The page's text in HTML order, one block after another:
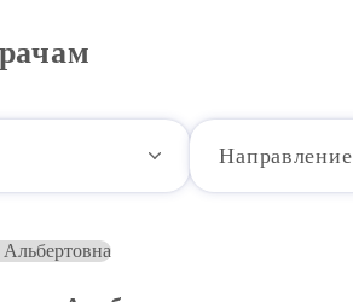
Направление